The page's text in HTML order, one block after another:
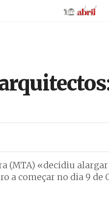
(MTA) «decidiu alargar
a começar no dia 9 de